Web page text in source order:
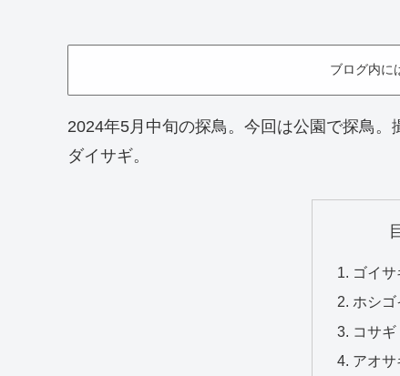
ブログ内に
2024年5月中旬の探鳥。今回は公園で探鳥。
ダイサギ。
ゴイ
ホシ
コサ
アオ